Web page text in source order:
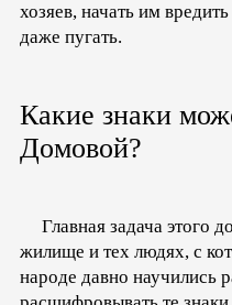
хозяев, начать им
даже пугать.
Какие знаки
Домовой?
Главная задача этого
жилище и тех людях, с
народе давно научились